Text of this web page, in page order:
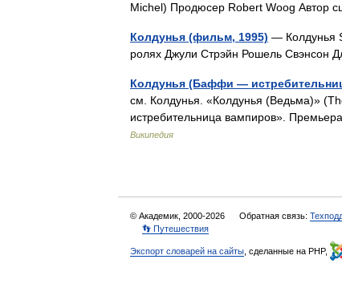
Michel) Продюсер Robert Woog Автор
Колдунья (фильм, 1995) — Колдунья
ролях Джули Стрэйн Рошель Свэнсон
Колдунья (Баффи —
см. Колдунья. «Колдунья (Ведьма)»
истребительница вампиров».
Википедия
© Академик, 2000-2026 Обратная связь:
👣 Путешествия
Экспорт словарей на сайты , сделанные на PHP,